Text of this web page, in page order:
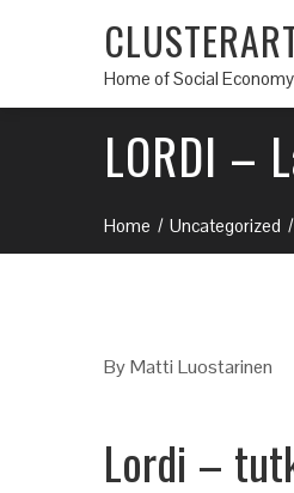
Home of Social
LORDI –
Home Uncategorized
ByMatti Luostarinen
Lordi –